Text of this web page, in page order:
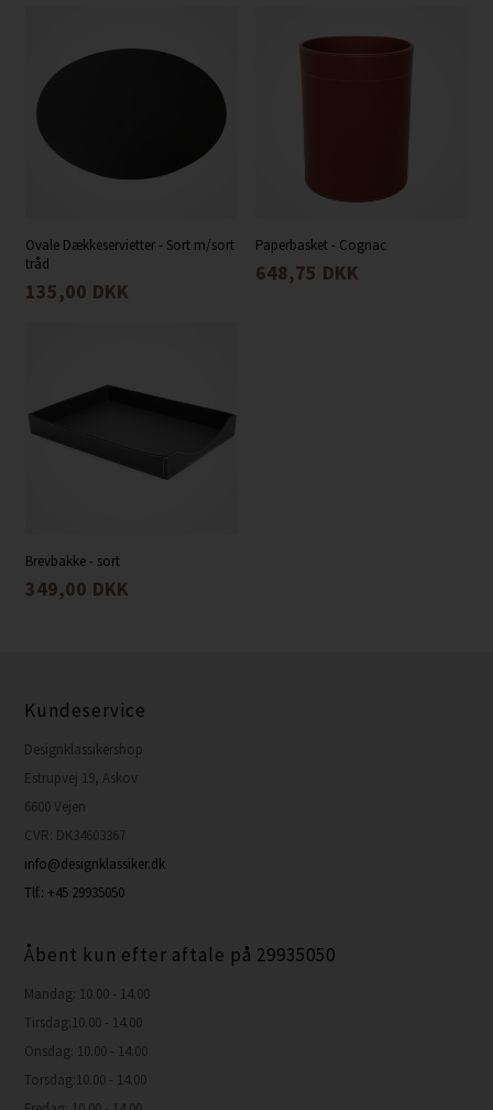
Ovale Dækkeservietter - Sort m/sort
tråd
135,00 DKK
Paperbasket - Cognac
648,75 DKK
Brevbakke - sort
349,00 DKK
Kundeservice
Designklassikershop
Estrupvej 19, Askov
6600 Vejen
CVR: DK34603367
info@designklassiker.dk
Tlf.: +45 29935050
Åbent kun efter aftale på 29935050
Mandag: 10.00 - 14.00
Tirsdag:10.00 - 14.00
Onsdag: 10.00 - 14.00
Torsdag:10.00 - 14.00